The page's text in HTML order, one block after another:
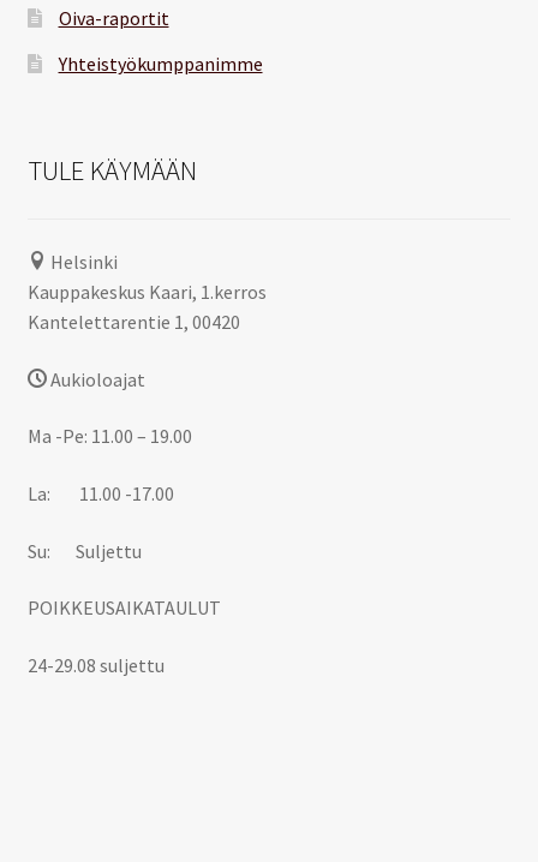
Oiva-raportit
Yhteistyökumppanimme
TULE KÄYMÄÄN
Helsinki
Kauppakeskus Kaari, 1.kerros
Kantelettarentie 1, 00420
Aukioloajat
Ma -Pe: 11.00 – 19.00
La: 11.00 -17.00
Su: Suljettu
POIKKEUSAIKATAULUT
24-29.08 suljettu